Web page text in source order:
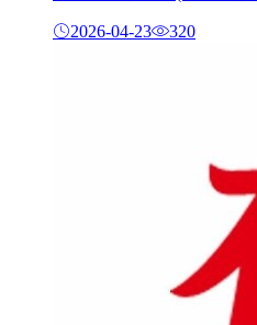
2026-04-23 320